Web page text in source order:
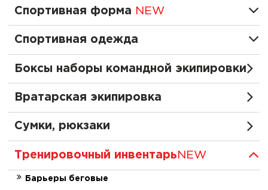
Спортивная форма NEW
Спортивная одежда
Боксы наборы командной экипировки
Вратарская экипировка
Сумки, рюкзаки
Тренировочный инвентарь NEW
Барьеры беговые